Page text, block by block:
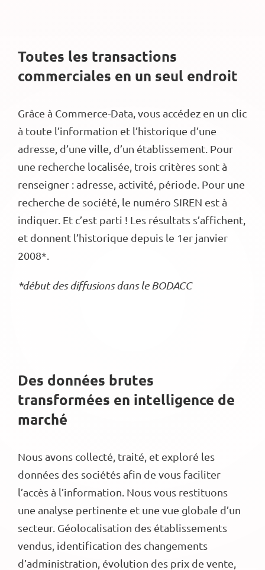
Toutes les transactions
commerciales en un seul endroit
Grâce à Commerce-Data, vous accédez en un clic
à toute l’information et l’historique d’une
adresse, d’une ville, d’un établissement. Pour
une recherche localisée, trois critères sont à
renseigner : adresse, activité, période. Pour une
recherche de société, le numéro SIREN est à
indiquer. Et c’est parti ! Les résultats s’affichent,
et donnent l’historique depuis le 1er janvier
2008*.
*début des diffusions dans le BODACC
Des données brutes
transformées en intelligence de
marché
Nous avons collecté, traité, et exploré les
données des sociétés afin de vous faciliter
l’accès à l’information. Nous vous restituons
une analyse pertinente et une vue globale d’un
secteur. Géolocalisation des établissements
vendus, identification des changements
d’administration, évolution des prix de vente,